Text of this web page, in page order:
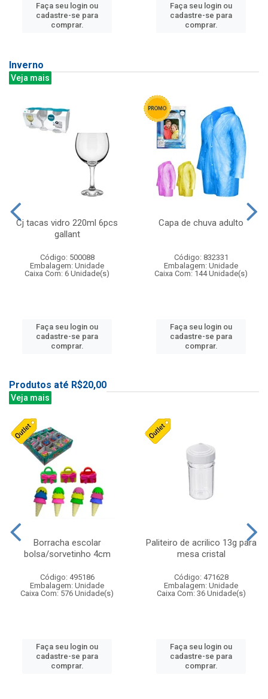
Faça seu login ou
cadastre-se para
comprar.
Faça seu login ou
cadastre-se para
comprar.
Inverno
Veja mais
Cj tacas vidro 220ml 6pcs
gallant
Código: 500088
Embalagem: Unidade
Caixa Com: 6 Unidade(s)
Faça seu login ou
cadastre-se para
comprar.
Capa de chuva adulto
Código: 832331
Embalagem: Unidade
Caixa Com: 144 Unidade(s)
Faça seu login ou
cadastre-se para
comprar.
Produtos até R$20,00
Veja mais
Borracha escolar
bolsa/sorvetinho 4cm
Código: 495186
Embalagem: Unidade
Caixa Com: 576 Unidade(s)
Faça seu login ou
cadastre-se para
comprar.
Paliteiro de acrilico 13g para
mesa cristal
Código: 471628
Embalagem: Unidade
Caixa Com: 36 Unidade(s)
Faça seu login ou
cadastre-se para
comprar.